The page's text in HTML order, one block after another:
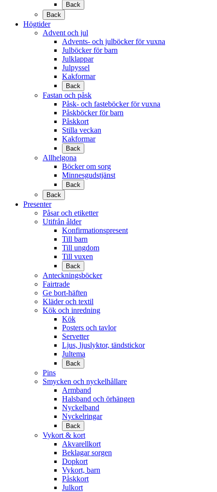
Back
Back
Högtider
Advent och jul
Advents- och julböcker för vuxna
Julböcker för barn
Julklappar
Julpyssel
Kakformar
Back
Fastan och påsk
Påsk- och fasteböcker för vuxna
Påskböcker för barn
Påskkort
Stilla veckan
Kakformar
Back
Allhelgona
Böcker om sorg
Minnesgudstjänst
Back
Back
Presenter
Påsar och etiketter
Utifrån ålder
Konfirmationspresent
Till barn
Till ungdom
Till vuxen
Back
Anteckningsböcker
Fairtrade
Ge bort-häften
Kläder och textil
Kök och inredning
Kök
Posters och tavlor
Servetter
Ljus, ljuslyktor, tändstickor
Jultema
Back
Pins
Smycken och nyckelhållare
Armband
Halsband och örhängen
Nyckelband
Nyckelringar
Back
Vykort & kort
Akvarellkort
Beklagar sorgen
Dopkort
Vykort, barn
Påskkort
Julkort